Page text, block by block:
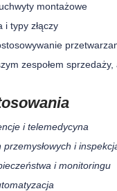
i telemedycyna
przemysłowych i
i monitoringu
montażowe
i typy złączy
zespołem